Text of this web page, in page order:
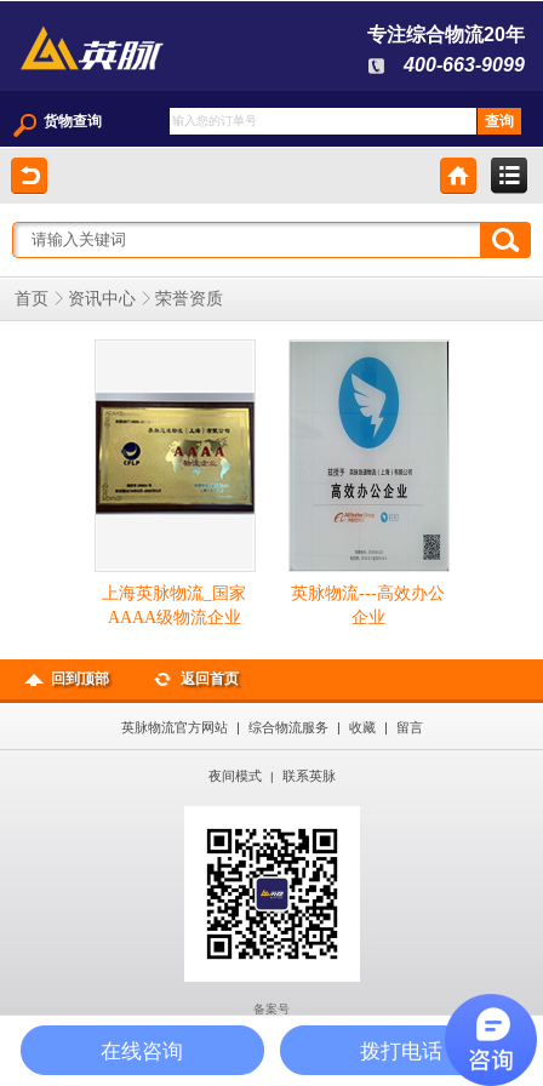
专注综合物流20年
400-663-9099
货物查询
首页 资讯中心 荣誉资质
上海英脉物流_国家
AAAA级物流企业
英脉物流---高效办公
企业
回到顶部 返回首页
英脉物流官方网站 | 综合物流服务 | 收藏 | 留言
夜间模式 | 联系英脉
备案号
在线咨询 首页
在线咨询 拨打电话